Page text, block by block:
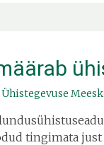
Ühistegevuse
tingimata